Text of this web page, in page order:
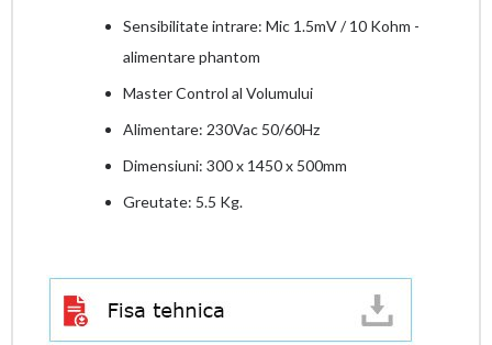
Sensibilitate intrare: Mic 1.5mV / 10 Kohm -
alimentare phantom
Master Control al Volumului
Alimentare: 230Vac 50/60Hz
Dimensiuni: 300 x 1450 x 500mm
Greutate: 5.5 Kg.